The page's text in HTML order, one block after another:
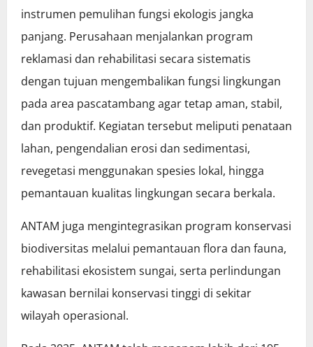
instrumen pemulihan fungsi ekologis jangka
panjang. Perusahaan menjalankan program
reklamasi dan rehabilitasi secara sistematis
dengan tujuan mengembalikan fungsi lingkungan
pada area pascatambang agar tetap aman, stabil,
dan produktif. Kegiatan tersebut meliputi penataan
lahan, pengendalian erosi dan sedimentasi,
revegetasi menggunakan spesies lokal, hingga
pemantauan kualitas lingkungan secara berkala.
ANTAM juga mengintegrasikan program konservasi
biodiversitas melalui pemantauan flora dan fauna,
rehabilitasi ekosistem sungai, serta perlindungan
kawasan bernilai konservasi tinggi di sekitar
wilayah operasional.